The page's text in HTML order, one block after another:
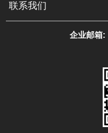
联系我们
企业邮箱: